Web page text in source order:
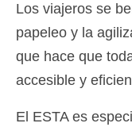
Los viajeros se
papeleo y la
que hace que
accesible y
El ESTA es